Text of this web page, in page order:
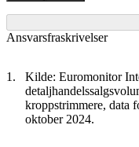
Ansvarsfraskrivelser
Kilde: Euromonitor
kroppstrimmere, data
oktober 2024.